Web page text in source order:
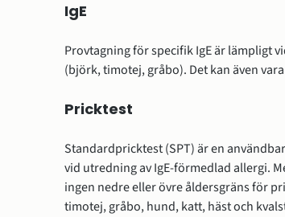
IgE
Provtagning för specifik IgE är lämpligt
(björk, timotej, gråbo). Det kan även
Pricktest
Standardpricktest (SPT) är en
vid utredning av IgE-förmedlad allergi.
ingen nedre eller övre åldersgräns för
timotej, gråbo, hund, katt, häst och